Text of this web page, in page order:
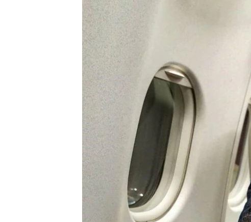
КРЫМ.НЕПОКОРЕННЫЙ
УКРАИНСКАЯ ПРОБЛЕМА КРЫМА